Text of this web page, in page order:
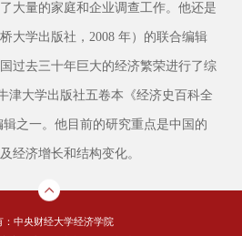
大量的家庭和企业调查工作。他还是
大学出版社，2008 年）的联合编辑
过去三十年巨大的经济繁荣进行了综
津大学出版社五卷本《经济史百科全
之一。他目前的研究重点是中国的
经济增长和结构变化。
：中央财经大学经济学院